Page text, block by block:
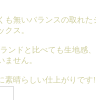
も無いバランスの取れた
クス。
ンドと比べても生地感
ません。
素晴らしい仕上がりです